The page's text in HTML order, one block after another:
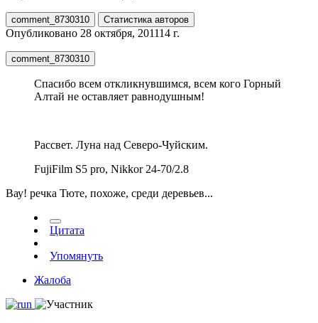
comment_8730310 Статистика авторов
Опубликовано 28 октября, 201114 г.
comment_8730310
Спасибо всем откликнувшимся, всем кого Горный
Алтай не оставляет равнодушным!
Рассвет. Луна над Северо-Чуйским.
FujiFilm S5 pro, Nikkor 24-70/2.8
Вау! речка Тюте, похоже, среди деревьев...
Цитата
Упомянуть
Жалоба